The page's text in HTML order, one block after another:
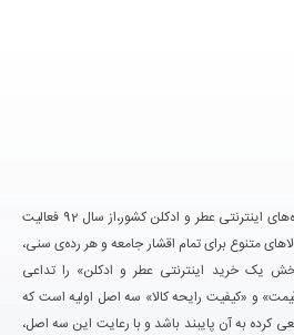
تکین مد یکی از بزرگ‌ترین فروشگاه‌های اینترنتی عطر و ادکلن کشور،از سال 92 فعالیت
متنوع برای تمام اقشار جامعه و هر رده‌ی سنی،
یک خرید اینترنتی عطر و ادکلن» را تداعی
و «کیفیت رایحه کالا» سه اصل اولیه است که
به آن پایبند باشد و با رعایت این سه اصل،